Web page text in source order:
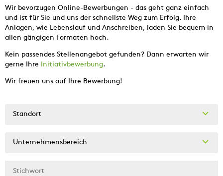
Wir bevorzugen Online-Bewerbungen - das geht ganz einfach
und ist für Sie und uns der schnellste Weg zum Erfolg. Ihre
Anlagen, wie Lebenslauf und Anschreiben, laden Sie bequem in
allen gängigen Formaten hoch.
Kein passendes Stellenangebot gefunden? Dann erwarten wir
gerne Ihre Initiativbewerbung.
Wir freuen uns auf Ihre Bewerbung!
Standort
Unternehmensbereich